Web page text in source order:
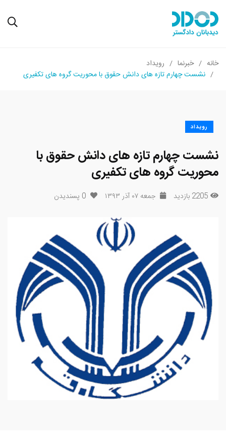
خانه خبرنما
رویداد
نشست چهارم تازه های دانش حقوق با محوریت گروه های تکفیری
رویداد
نشست چهارم تازه های دانش حقوق با
محوریت گروه های تکفیری
2205 بازدید جمعه ۰۷ آذر ۱۳۹۳ 0 پسندیدن